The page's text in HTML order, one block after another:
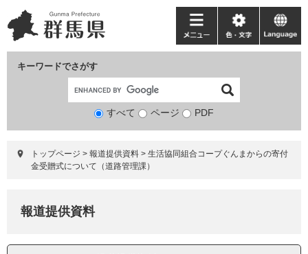
ー
ジ
ニ
ュ
て
キーワードでさがす
検
象
すべて ページ PDF
メ
ニ
ー
色・
文
language
トップページ > 報道提供資料 > 生活協同組合コープぐんまからの寄付
金受贈式について（道路管理課）
報道提供資料